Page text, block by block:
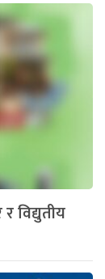
विद्युतीय